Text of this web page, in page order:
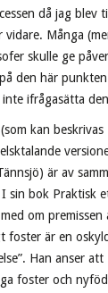
då jag blev
vidare. Många
skulle ge
den här
inte ifrågasätta
kan beskrivas
är av
sin bok Praktisk
om premissen
foster är en
Han anser att
foster och